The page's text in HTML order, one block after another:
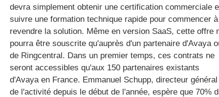
devra simplement obtenir une certification commerciale
suivre une formation technique rapide pour commencer à
revendre la solution. Même en version SaaS, cette offre
pourra être souscrite qu'auprès d'un partenaire d'Avaya
de Ringcentral. Dans un premier temps, ces contrats ne
seront accessibles qu'aux 150 partenaires existants
d'Avaya en France. Emmanuel Schupp, directeur général
de l'activité depuis le début de l'année, espère que 70%